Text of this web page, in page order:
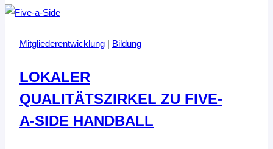
Mitgliederentwicklung | Bildung
LOKALER
QUALITÄTSZIRKEL ZU FIVE-
A-SIDE HANDBALL